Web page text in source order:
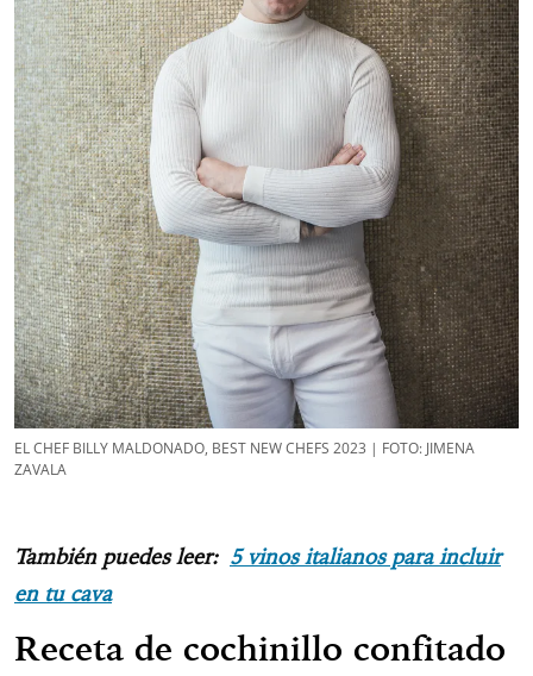
EL CHEF BILLY MALDONADO, BEST NEW CHEFS 2023 | FOTO: JIMENA
ZAVALA
También puedes leer: 5 vinos italianos para incluir
en tu cava
Receta de cochinillo confitado